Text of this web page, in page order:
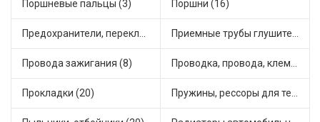
Поршневые пальцы (3) Поршни (16)
Предохранители, переключатели, кнопки автомобильные (22) Приемные трубы глушителя (9)
Провода зажигания (8) Проводка, провода, клеммы и разъемы (5)
Прокладки (20) Пружины, рессоры для техники (4)